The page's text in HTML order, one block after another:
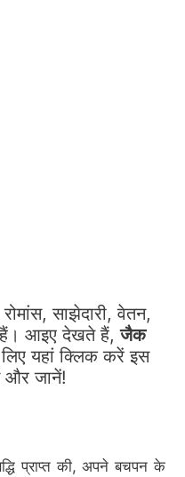
साझेदारी, वेतन,
हैं। आइए देखते हैं,जैक
यहां क्लिक करें इस
और जानें!
प्राप्त की, अपने बचपन के